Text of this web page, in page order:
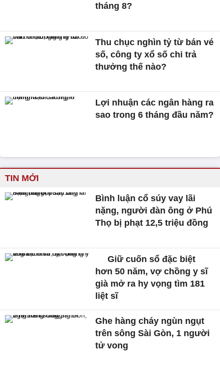
tháng 8?
Thu chục nghìn tỷ từ bán vé
số, công ty xổ số chi trả
thưởng thế nào?
Lợi nhuận các ngân hàng ra
sao trong 6 tháng đầu năm?
TIN MỚI
Bình luận cổ súy vay lãi
nặng, người đàn ông ở Phú
Thọ bị phạt 12,5 triệu đồng
Giữ cuốn sổ đặc biệt
hơn 50 năm, vợ chồng y sĩ
già mở ra hy vọng tìm 181
liệt sĩ
Ghe hàng cháy ngùn ngụt
trên sông Sài Gòn, 1 người
tử vong